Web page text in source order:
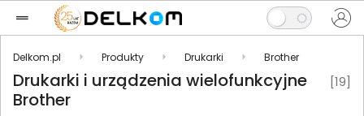
Delkom.pl Produkty Drukarki Brother
Drukarki i urządzenia wielofunkcyjne
Brother
[19]